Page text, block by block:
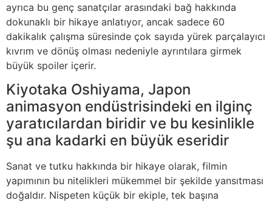
ayrıca bu genç sanatçılar arasındaki bağ hakkında
dokunaklı bir hikaye anlatıyor, ancak sadece 60
dakikalık çalışma süresinde çok sayıda yürek parçalayıcı
kıvrım ve dönüş olması nedeniyle ayrıntılara girmek
büyük spoiler içerir.
Kiyotaka Oshiyama, Japon
animasyon endüstrisindeki en ilginç
yaratıcılardan biridir ve bu kesinlikle
şu ana kadarki en büyük eseridir
Sanat ve tutku hakkında bir hikaye olarak, filmin
yapımının bu nitelikleri mükemmel bir şekilde yansıtması
doğaldır. Nispeten küçük bir ekiple, tek başına